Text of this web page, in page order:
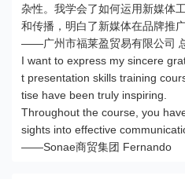
杂性。我学会了如何运用新媒体
和传播，明白了新媒体在品牌推
——广州市福莱盈贸易有限公司
I want to express my sincere
t presentation skills training
tise have been truly inspiring.
Throughout the course, you
sights into effective
——Sonae商贸集团 Fernando